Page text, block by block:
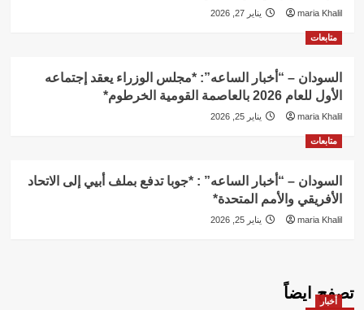
maria Khalil يناير 27, 2026
متابعات
السودان – “أخبار الساعه”: *مجلس الوزراء يعقد إجتماعه
الأول للعام 2026 بالعاصمة القومية الخرطوم*
maria Khalil يناير 25, 2026
متابعات
السودان – “أخبار الساعه” : *جوبا تدفع بملف أبيي إلى الاتحاد
الأفريقي والأمم المتحدة*
maria Khalil يناير 25, 2026
تصفح ايضاً
أخبار